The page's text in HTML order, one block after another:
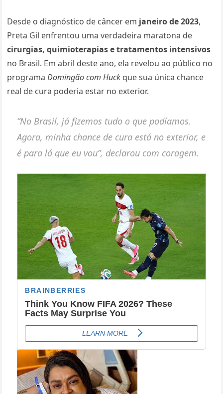
Desde o diagnóstico de câncer em janeiro de 2023,
Preta Gil enfrentou uma verdadeira maratona de
cirurgias, quimioterapias e tratamentos intensivos
no Brasil. Em abril deste ano, ela revelou ao público no
programaDomingão com Huck que sua única chance
real de cura poderia estar no exterior.
“No Brasil, já fizemos tudo o que podíamos.
Agora, minha chance de cura está no exterior, e
é para lá que eu vou”, declarou com coragem.